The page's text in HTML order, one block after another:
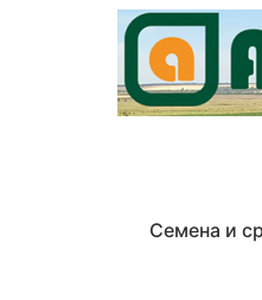
Семена и